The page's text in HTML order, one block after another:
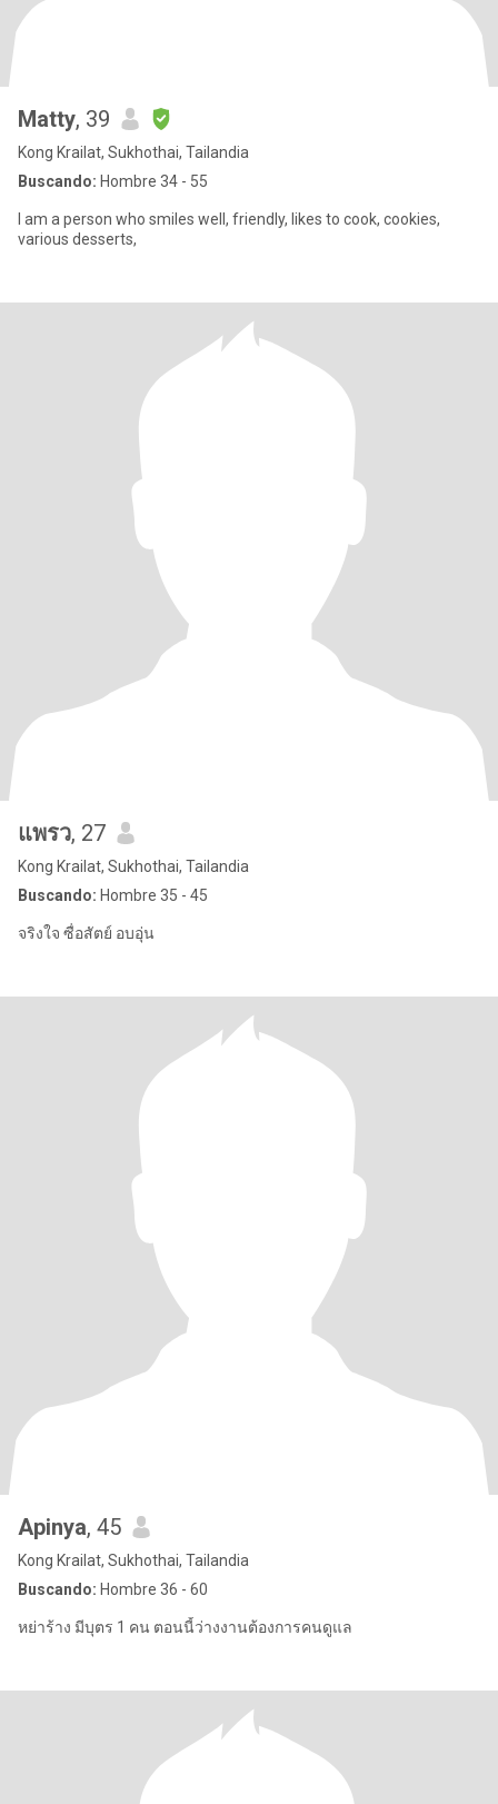
Matty, 39
Kong Krailat, Sukhothai, Tailandia
Buscando: Hombre 34 - 55
I am a person who smiles well, friendly, likes to cook, cookies,
various desserts,
แพรว, 27
Kong Krailat, Sukhothai, Tailandia
Buscando: Hombre 35 - 45
จริงใจ ซื่อสัตย์ อบอุ่น
Apinya, 45
Kong Krailat, Sukhothai, Tailandia
Buscando: Hombre 36 - 60
หย่าร้าง มีบุตร 1 คน ตอนนี้ว่างงานต้องการคนดูแล